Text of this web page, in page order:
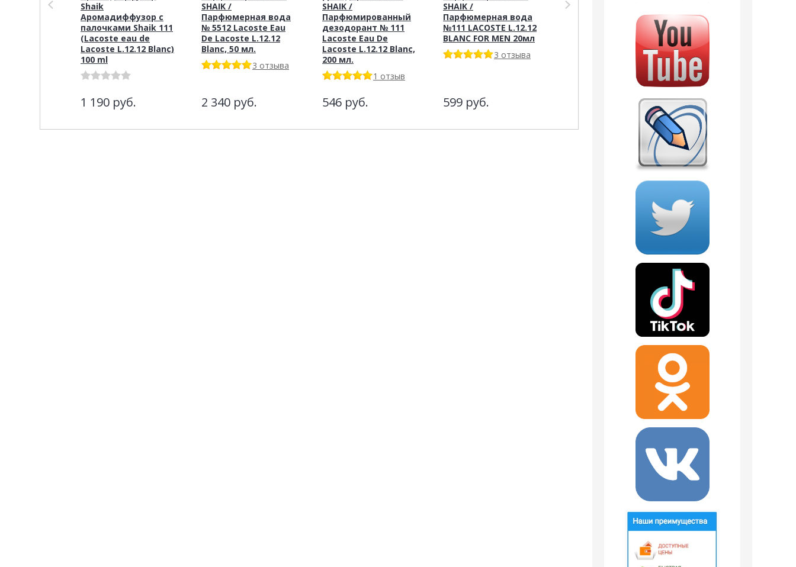
Shaik
Аромадиффузор с
палочками Shaik 111
(Lacoste eau de
Lacoste L.12.12 Blanc)
100 ml
1 190 руб.
SHAIK /
Парфюмерная вода
№ 5512 Lacoste Eau
De Lacoste L.12.12
Blanc, 50 мл.
3 отзыва
2 340 руб.
SHAIK /
Парфюмированный
дезодорант № 111
Lacoste Eau De
Lacoste L.12.12 Blanc,
200 мл.
1 отзыв
546 руб.
SHAIK /
Парфюмерная вода
№111 LACOSTE L.12.12
BLANC FOR MEN 20мл
3 отзыва
599 руб.
SHAIK /
Парфюмерная вода
№ 111 Lacoste Eau De
Lacoste L.12.12 Blanc,
2 отзыва
/ Парфюмерная
вода № 5017 Lacoste
L.12.12. Blanc White
50 мл
2 152